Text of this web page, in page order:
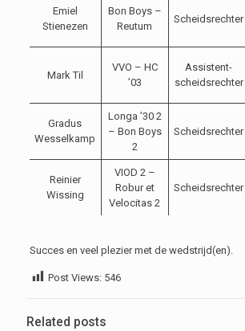
Emiel
Stienezen
Bon Boys –
Reutum
Scheidsrechter
Mark Til
VVO – HC
’03
Assistent-
scheidsrechter
Gradus
Wesselkamp
Longa ’30 2
– Bon Boys
2
Scheidsrechter
Reinier
Wissing
VIOD 2 –
Robur et
Velocitas 2
Scheidsrechter
Succes en veel plezier met de wedstrijd(en).
Post Views: 546
Related posts